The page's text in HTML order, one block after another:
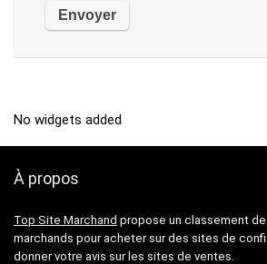
No widgets added
À propos
Top Site Marchand propose un classement
marchands pour acheter sur des sites de
donner votre avis sur les sites de ventes.